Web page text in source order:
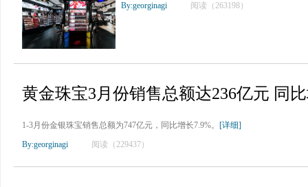
By:georginagi
阅读（263198）
黄金珠宝3月份销售总额达236亿元 同
1-3月份金银珠宝销售总额为747亿元，同比增长7.9%。 [详细]
By:georginagi
阅读（229437）